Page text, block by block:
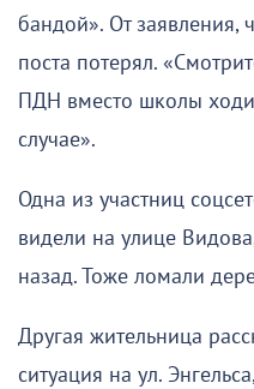
бандой». От заявления,
поста потерял.
ПДН вместо школы
случае».
Одна из участниц
видели на улице
назад. Тоже ломали
Другая жительница
ситуация на ул.